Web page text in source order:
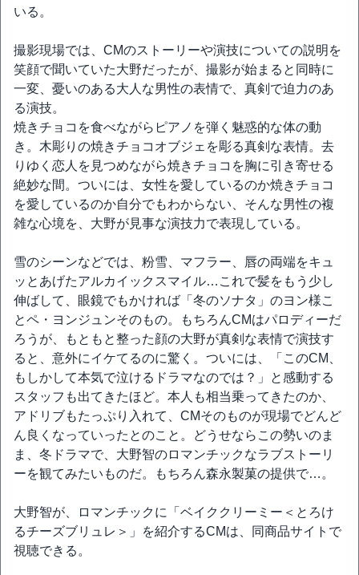
いる。
撮影現場では、CMのストーリーや演技についての説明を
笑顔で聞いていた大野だったが、撮影が始まると同時に
一変、憂いのある大人な男性の表情で、真剣で迫力のあ
る演技。
焼きチョコを食べながらピアノを弾く魅惑的な体の動
き。木彫りの焼きチョコオブジェを彫る真剣な表情。去
りゆく恋人を見つめながら焼きチョコを胸に引き寄せる
絶妙な間。ついには、女性を愛しているのか焼きチョコ
を愛しているのか自分でもわからない、そんな男性の複
雑な心境を、大野が見事な演技力で表現している。
雪のシーンなどでは、粉雪、マフラー、唇の両端をキュ
ッとあげたアルカイックスマイル…これで髪をもう少し
伸ばして、眼鏡でもかければ「冬のソナタ」のヨン様こ
とペ・ヨンジュンそのもの。もちろんCMはパロディーだ
ろうが、もともと整った顔の大野が真剣な表情で演技す
ると、意外にイケてるのに驚く。ついには、「このCM、
もしかして本気で泣けるドラマなのでは？」と感動する
スタッフも出てきたほど。本人も相当乗ってきたのか、
アドリブもたっぷり入れて、CMそのものが現場でどんど
ん良くなっていったとのこと。どうせならこの勢いのま
ま、冬ドラマで、大野智のロマンチックなラブストーリ
ーを観てみたいものだ。もちろん森永製菓の提供で…。
大野智が、ロマンチックに「ベイククリーミー＜とろけ
るチーズブリュレ＞」を紹介するCMは、同商品サイトで
視聴できる。